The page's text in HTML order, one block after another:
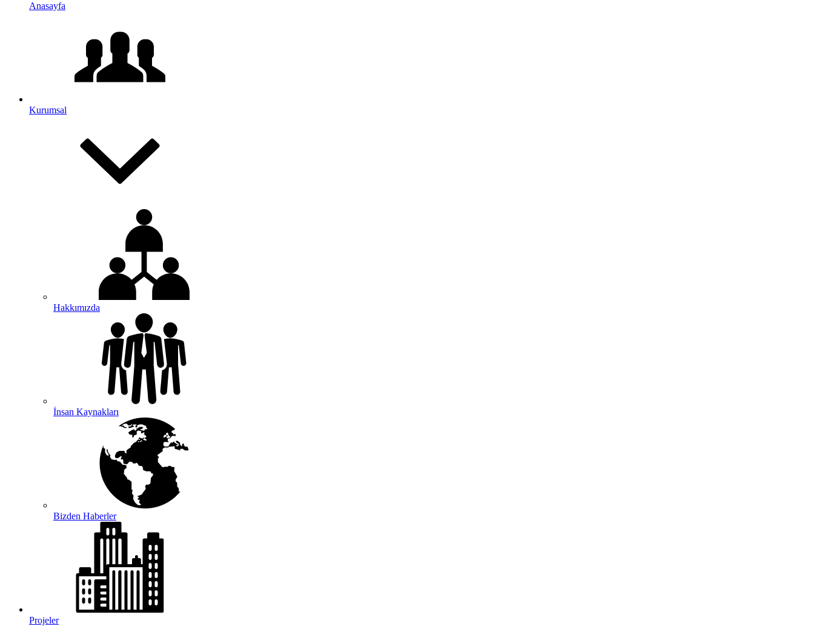
Anasayfa
Kurumsal
Hakkımızda
İnsan Kaynakları
Bizden Haberler
Projeler